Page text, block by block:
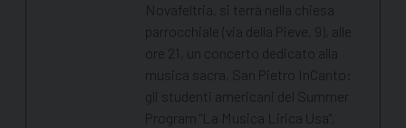
Novafeltria, si terrà nella chiesa
parrocchiale (via della Pieve, 9), alle
ore 21, un concerto dedicato alla
musica sacra, San Pietro InCanto:
gli studenti americani del Summer
Program "La Musica Lirica Usa",